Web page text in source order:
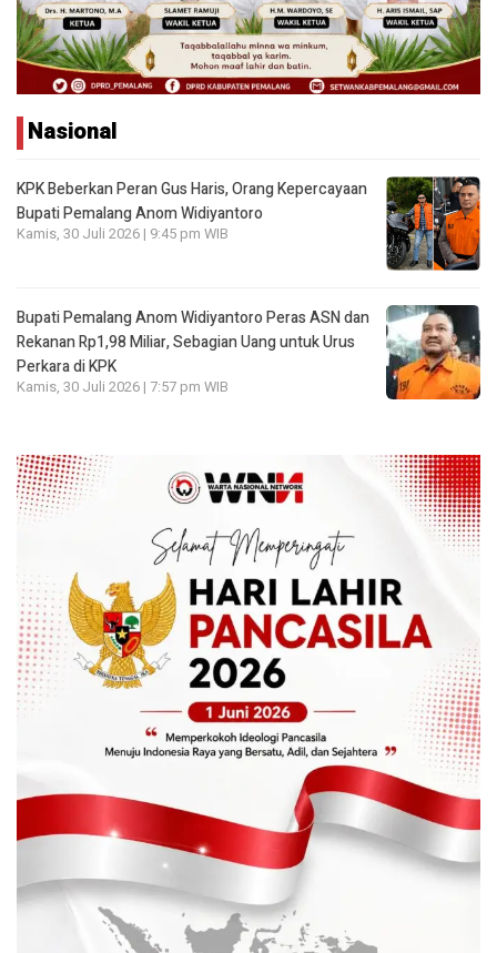
Nasional
KPK Beberkan Peran Gus Haris, Orang Kepercayaan
Bupati Pemalang Anom Widiyantoro
Kamis, 30 Juli 2026 | 9:45 pm WIB
Bupati Pemalang Anom Widiyantoro Peras ASN dan
Rekanan Rp1,98 Miliar, Sebagian Uang untuk Urus
Perkara di KPK
Kamis, 30 Juli 2026 | 7:57 pm WIB